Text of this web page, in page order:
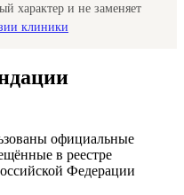
характер и не заменяет
клиники
официальные
в реестре
Федерации